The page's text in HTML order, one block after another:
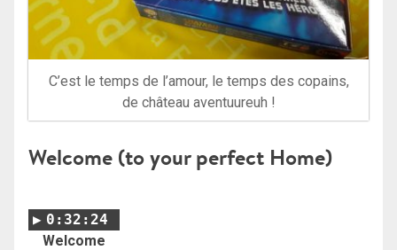
C’est le temps de l’amour, le temps des copains,
de château aventuureuh !
Welcome (to your perfect Home)
0:32:24
Welcome